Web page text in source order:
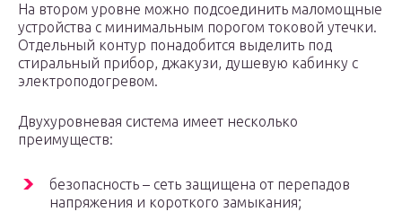
На втором уровне можно подсоединить маломощные
устройства с минимальным порогом токовой утечки.
Отдельный контур понадобится выделить под
стиральный прибор, джакузи, душевую кабинку с
электроподогревом.
Двухуровневая система имеет несколько
преимуществ:
безопасность – сеть защищена от перепадов
напряжения и короткого замыкания;